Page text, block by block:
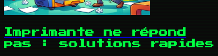
Imprimante ne répond
pas : solutions rapides